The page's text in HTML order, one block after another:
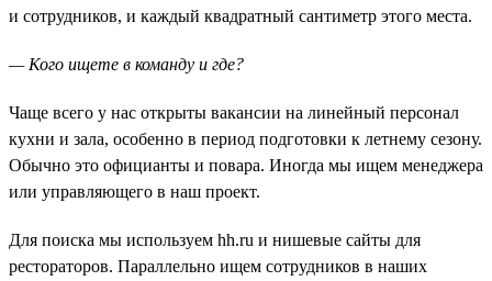
и сотрудников, и каждый квадратный сантиметр этого места.
— Кого ищете в команду и где?
Чаще всего у нас открыты вакансии на линейный персонал
кухни и зала, особенно в период подготовки к летнему сезону.
Обычно это официанты и повара. Иногда мы ищем менеджера
или управляющего в наш проект.
Для поиска мы используем hh.ru и нишевые сайты для
рестораторов. Параллельно ищем сотрудников в наших